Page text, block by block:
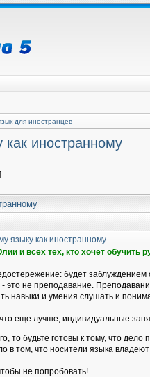
для иностранцев
как иностранному
языку как иностранному
и всех тех, кто хочет обучить
будет
это не преподавание.
навыки и умения слушать и
еще лучше, индивидуальные
то будьте готовы к тому, что
в том, что носители языка
не попробовать!